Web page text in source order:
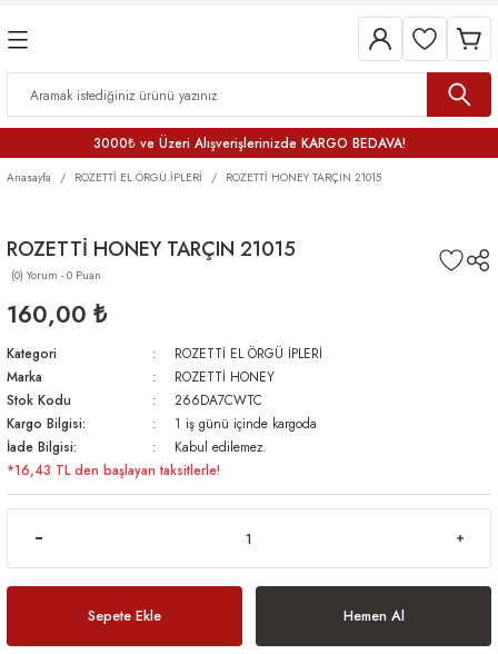
3000₺ ve Üzeri Alışverişlerinizde KARGO BEDAVA!
Anasayfa ROZETTİ EL ÖRGÜ İPLERİ ROZETTİ HONEY TARÇIN 21015
ROZETTİ HONEY TARÇIN 21015
(0) Yorum - 0 Puan
160,00 ₺
Kategori
ROZETTİ EL ÖRGÜ İPLERİ
Marka
ROZETTİ HONEY
Stok Kodu
266DA7CWTC
Kargo Bilgisi:
1 iş günü içinde kargoda
İade Bilgisi:
Kabul edilemez.
*16,43 TL den başlayan taksitlerle!
Sepete Ekle Hemen Al